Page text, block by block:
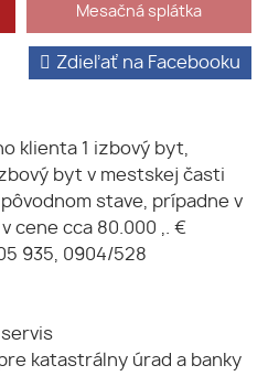
Mesačná splátka
Zdieľať na Facebooku
klienta 1 izbový byt,
byt v mestskej časti
stave, prípadne v
cene cca 80.000 ,. €
935, 0904/528
katastrálny úrad a banky